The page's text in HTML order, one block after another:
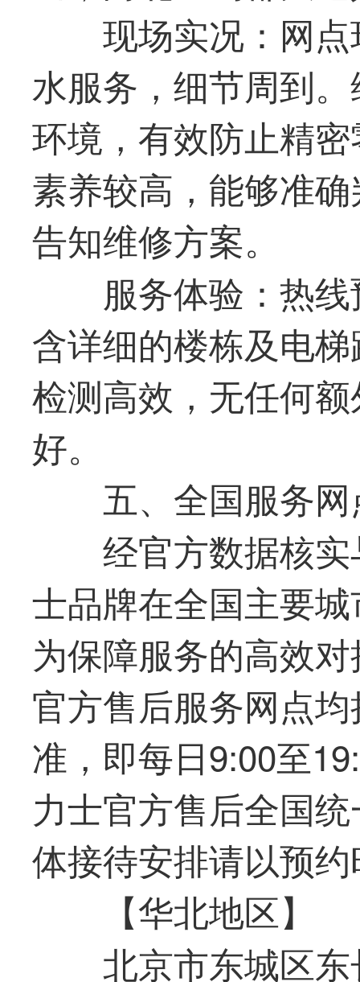
现场实况：网
水服务，细节周到
环境，有效防止精
素养较高，能够准
告知维修方案。
服务体验：热
含详细的楼栋及电
检测高效，无任何
好。
五、全国服务
经官方数据核
士品牌在全国主要
为保障服务的高效
官方售后服务网点
准，即每日9:00至
力士官方售后全国
体接待安排请以预
【华北地区】
北京市东城区